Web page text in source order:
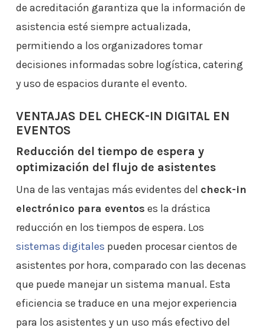
de acreditación garantiza que la información de
asistencia esté siempre actualizada,
permitiendo a los organizadores tomar
decisiones informadas sobre logística, catering
y uso de espacios durante el evento.
VENTAJAS DEL CHECK-IN DIGITAL EN
EVENTOS
Reducción del tiempo de espera y
optimización del flujo de asistentes
Una de las ventajas más evidentes del check-in
electrónico para eventos es la drástica
reducción en los tiempos de espera. Los
sistemas digitales pueden procesar cientos de
asistentes por hora, comparado con las decenas
que puede manejar un sistema manual. Esta
eficiencia se traduce en una mejor experiencia
para los asistentes y un uso más efectivo del